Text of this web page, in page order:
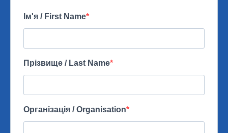
Ім'я / First Name
Прізвище / Last Name
Організація / Organisation